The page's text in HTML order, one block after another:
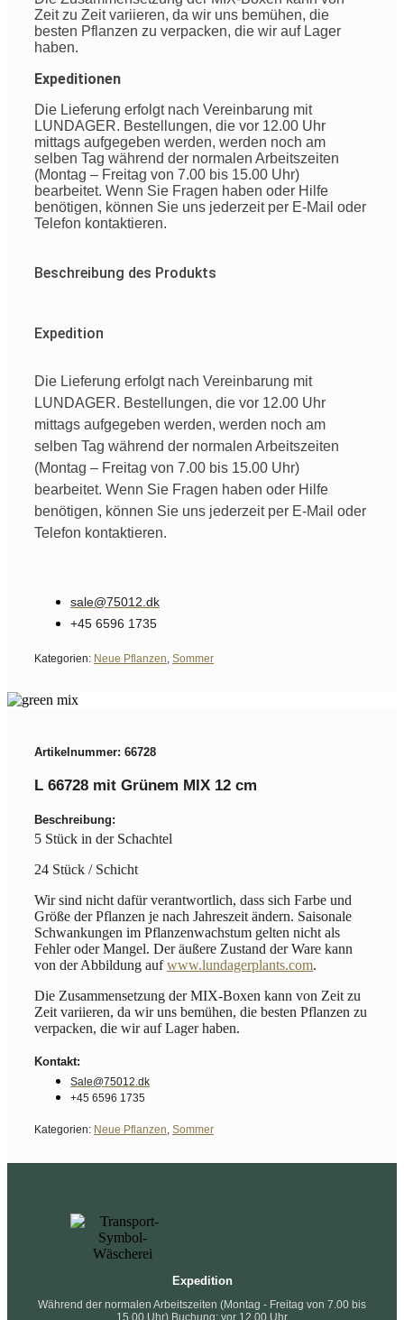
Zeit zu Zeit variieren, da wir uns bemühen, die
besten Pflanzen zu verpacken, die wir auf Lager
haben.
Expeditionen
Die Lieferung erfolgt nach Vereinbarung mit
LUNDAGER. Bestellungen, die vor 12.00 Uhr
mittags aufgegeben werden, werden noch am
selben Tag während der normalen Arbeitszeiten
(Montag – Freitag von 7.00 bis 15.00 Uhr)
bearbeitet. Wenn Sie Fragen haben oder Hilfe
benötigen, können Sie uns jederzeit per E-Mail oder
Telefon kontaktieren.
Beschreibung des Produkts
Expedition
Die Lieferung erfolgt nach Vereinbarung mit
LUNDAGER. Bestellungen, die vor 12.00 Uhr
mittags aufgegeben werden, werden noch am
selben Tag während der normalen Arbeitszeiten
(Montag – Freitag von 7.00 bis 15.00 Uhr)
bearbeitet. Wenn Sie Fragen haben oder Hilfe
benötigen, können Sie uns jederzeit per E-Mail oder
Telefon kontaktieren.
sale@75012.dk
+45 6596 1735
Kategorien: Neue Pflanzen Sommer
Artikelnummer: 66728
L 66728 mit Grünem MIX 12 cm
Beschreibung:
5 Stück in der Schachtel
24 Stück / Schicht
Wir sind nicht dafür verantwortlich, dass sich Farbe und
Größe der Pflanzen je nach Jahreszeit ändern. Saisonale
Schwankungen im Pflanzenwachstum gelten nicht als
Fehler oder Mangel. Der äußere Zustand der Ware kann
von der Abbildung aufwww.lundagerplants.com.
Die Zusammensetzung der MIX-Boxen kann von Zeit zu
Zeit variieren, da wir uns bemühen, die besten Pflanzen zu
verpacken, die wir auf Lager haben.
Kontakt:
Sale@75012.dk
+45 6596 1735
Kategorien: Neue Pflanzen Sommer
Expedition
Während der normalen Arbeitszeiten (Montag - Freitag von 7.00 bis
15.00 Uhr) Buchung: vor 12.00 Uhr